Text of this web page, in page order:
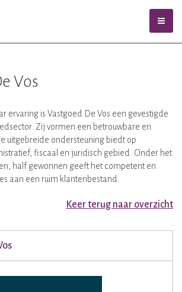
Vos
ervaring is Vastgoed De Vos een gevestigde
Zij vormen een betrouwbare en
uitgebreide ondersteuning biedt op
fiscaal en juridisch gebied. Onder het
half gewonnen geeft het competent en
aan een ruim klantenbestand.
Keer terug naar overzicht